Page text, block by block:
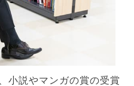
小説やマンガの賞の受賞